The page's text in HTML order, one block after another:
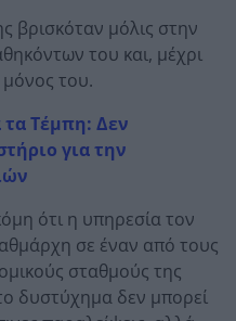
βρισκόταν μόλις στην
του και, μέχρι
μόνος του.
τα Τέμπη: Δεν
για την
ότι η υπηρεσία τον
σε έναν από τους
σταθμούς της
δυστύχημα δεν μπορεί